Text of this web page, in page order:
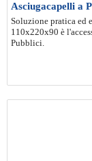
Asciugacapelli a
Soluzione pratica ed
110x220x90 è
Pubblici.